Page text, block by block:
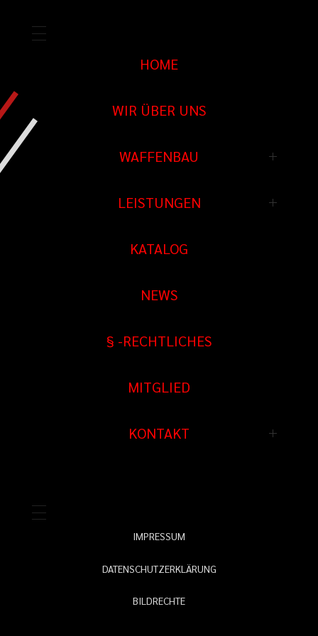
HOME
WIR ÜBER UNS
WAFFENBAU
Waffen Reparatur
Sonderanfertigungen
Überarbeitungen
Restauration
LEISTUNGEN
Sportwaffen spezial
Munition
KATALOG
NEWS
§ -RECHTLICHES
MITGLIED
KONTAKT
IMPRESSUM
DATENSCHUTZERKLÄRUNG
BILDRECHTE